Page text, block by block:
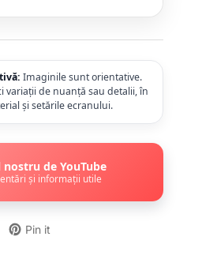
Imaginile sunt orientative.
variații de nuanță sau detalii, în
și setările ecranului.
nostru de YouTube
și informații utile
Pin it
Postați
Se